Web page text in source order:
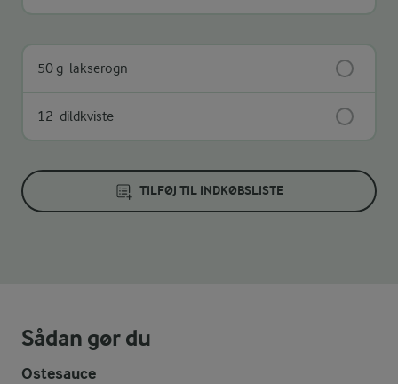
50 g lakserogn
12 dildkviste
TILFØJ TIL INDKØBSLISTE
Sådan gør du
Ostesauce